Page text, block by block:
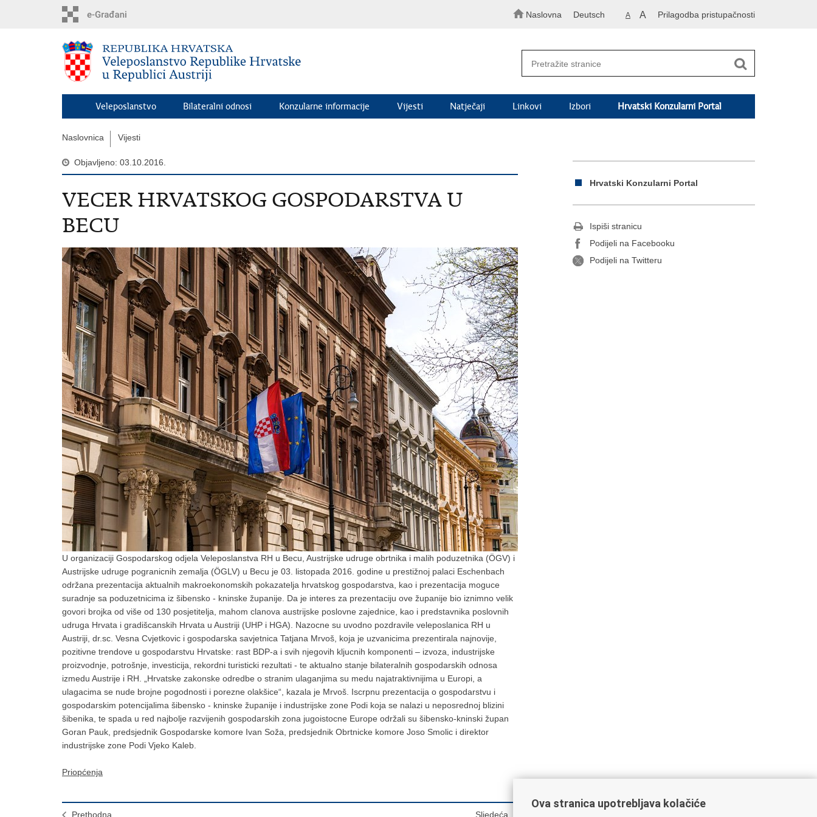
Naslovna Deutsch A A Prilagodba pristupačnosti
Veleposlanstvo Bilateralni odnosi Konzularne informacije Vijesti Natječaji Linkovi Izbori Hrvatski Konzularni Portal
Naslovnica Vijesti
Objavljeno: 03.10.2016.
VECER HRVATSKOG GOSPODARSTVA U
BECU
U organizaciji Gospodarskog odjela Veleposlanstva RH u Becu, Austrijske udruge obrtnika i malih poduzetnika (ÖGV) i
Austrijske udruge pogranicnih zemalja (ÖGLV) u Becu je 03. listopada 2016. godine u prestižnoj palaci Eschenbach
održana prezentacija aktualnih makroekonomskih pokazatelja hrvatskog gospodarstva, kao i prezentacija moguce
suradnje sa poduzetnicima iz šibensko - kninske županije. Da je interes za prezentaciju ove županije bio iznimno velik
govori brojka od više od 130 posjetitelja, mahom clanova austrijske poslovne zajednice, kao i predstavnika poslovnih
udruga Hrvata i gradišcanskih Hrvata u Austriji (UHP i HGA). Nazocne su uvodno pozdravile veleposlanica RH u
Austriji, dr.sc. Vesna Cvjetkovic i gospodarska savjetnica Tatjana Mrvoš, koja je uzvanicima prezentirala najnovije,
pozitivne trendove u gospodarstvu Hrvatske: rast BDP-a i svih njegovih kljucnih komponenti – izvoza, industrijske
proizvodnje, potrošnje, investicija, rekordni turisticki rezultati - te aktualno stanje bilateralnih gospodarskih odnosa
izmedu Austrije i RH. „Hrvatske zakonske odredbe o stranim ulaganjima su medu najatraktivnijima u Europi, a
ulagacima se nude brojne pogodnosti i porezne olakšice“, kazala je Mrvoš. Iscrpnu prezentacija o gospodarstvu i
gospodarskim potencijalima šibensko - kninske županije i industrijske zone Podi koja se nalazi u neposrednoj blizini
šibenika, te spada u red najbolje razvijenih gospodarskih zona jugoistocne Europe održali su šibensko-kninski župan
Goran Pauk, predsjednik Gospodarske komore Ivan Soža, predsjednik Obrtnicke komore Joso Smolic i direktor
industrijske zone Podi Vjeko Kaleb.
Priopćenja
Prethodna Sljedeća
Hrvatski Konzularni Portal
Ispiši stranicu
Podijeli na Facebooku
Podijeli na Twitteru
Ova stranica upotrebljava kolačiće